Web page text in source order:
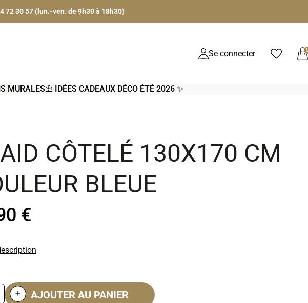
72 30 57 (lun.-ven. de 9h30 à 18h30)
Se connecter
MURALES⛱️ IDÉES CADEAUX DÉCO ÉTÉ 2026 ✨
CÔTELÉ 130X170 CM
BLEUE
€
AJOUTER AU PANIER